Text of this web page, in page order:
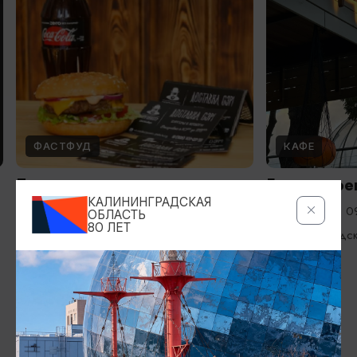
ФАСТФУД
Бургомистр
Пн-пт: 09:00 - 22:00; Сб, Вс: 10:00 -
23:00
Гусев
КАФЕ
Ежедневно
Зеленоградск
ИЩИТЕ ТАКЖЕ НА НАШЕМ САЙТЕ
КАЛИНИНГРАДСКАЯ
ОБЛАСТЬ
80 ЛЕТ